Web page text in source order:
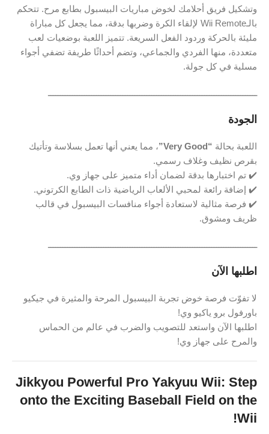
وتشكيل فريق أحلامك لخوض مباريات البيسبول بطابع مرح. تتحكم
بالـWii Remote لإلقاء الكرة وضربها بدقة، مما يجعل كل مباراة
مليئة بالحركة وردود الفعل السريعة. تتميز اللعبة بوضعيات لعب
متعددة، منها الفردي والجماعي، وتضم أحداثًا طريفة تضفي أجواء
مسلية في كل جولة.
ـــــــــــــــــــــــــــــــــــــــــــــــــــــــــــــــــــــــــــــــــــــــ
الجودة
اللعبة بحالة “Very Good”
، مما يعني أنها تعمل بسلاسة وتأتيك
بقرص نظيف وغلاف رسمي.
✔️ تم اختبارها بدقة لضمان أداء متميز على جهاز وي.
✔️ إضافة رائعة لمحبي الألعاب الرياضية ذات الطابع الكرتوني.
✔️ فرصة مثالية لاستعادة أجواء منافسات البيسبول في قالب
ظريف ومشوق.
ـــــــــــــــــــــــــــــــــــــــــــــــــــــــــــــــــــــــــــــــــــــــ
اطلبها الآن
لا تفوّت فرصة خوض تجربة البيسبول المرحة والمثيرة في جيكيو
باورفول برو ياكيو وي!
اطلبها الآن واستعد للتصويب والضرب في عالم من الحماس
والمرح على جهاز وي!
Jikkyou Powerful Pro Yakyuu Wii: Step
onto the Exciting Baseball Field on the
Wii!